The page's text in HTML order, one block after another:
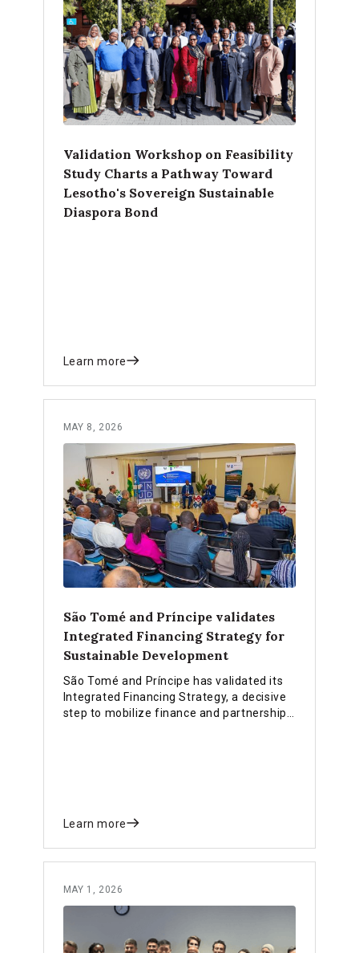
Validation Workshop on Feasibility
Study Charts a Pathway Toward
Lesotho's Sovereign Sustainable
Diaspora Bond
Learn more
MAY 8, 2026
São Tomé and Príncipe validates
Integrated Financing Strategy for
Sustainable Development
São Tomé and Príncipe has validated its
Integrated Financing Strategy, a decisive
step to mobilize finance and partnerships
Learn more
MAY 1, 2026